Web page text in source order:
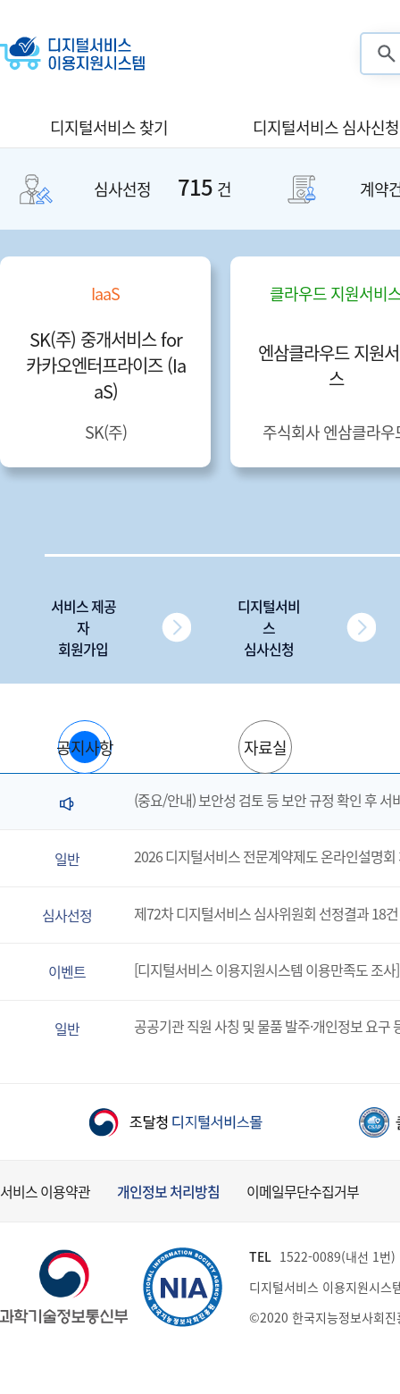
디지털서비스 찾기 디지털서비스 심사신청
심사선정 715 건 계약
IaaS
SK(주) 중개서비스 for
카카오엔터프라이즈 (Ia
aS)
SK(주)
클라우드 지원서비
엔삼클라우드 지원
스
주식회사 엔삼클라우
서비스 제공
자
회원가입
디지털서비
스
심사신청
공지사항 자료실
(중요/안내) 보안성 검토 등 보안 규정 확인 후 서
일반 2026 디지털서비스 전문계약제도 온라인설명회
심사선정 제72차 디지털서비스 심사위원회 선정결과 18건
이벤트 [디지털서비스 이용지원시스템 이용만족도 조
일반 공공기관 직원 사칭 및 물품 발주·개인정보 요구
서비스 이용약관 개인정보 처리방침 이메일무단수집거부
TEL 1522-0089(내선 1번
디지털서비스 이용지원시스
©2020 한국지능정보사회진